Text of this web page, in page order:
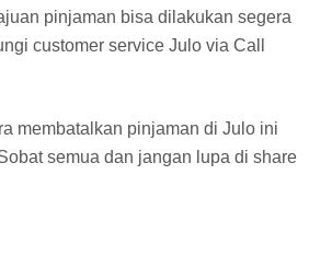
pinjaman bisa dilakukan segera
customer service Julo via Call
membatalkan pinjaman di Julo ini
semua dan jangan lupa di share